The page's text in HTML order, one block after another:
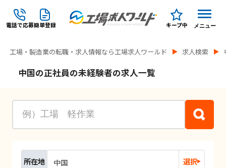
電話で応募簡単登録 キープ中 メニュー
工場・製造業の転職・求人情報なら工場求人ワールド 求人検索
中国の正社員の未経験者の求人一覧
所在地 中国 選択